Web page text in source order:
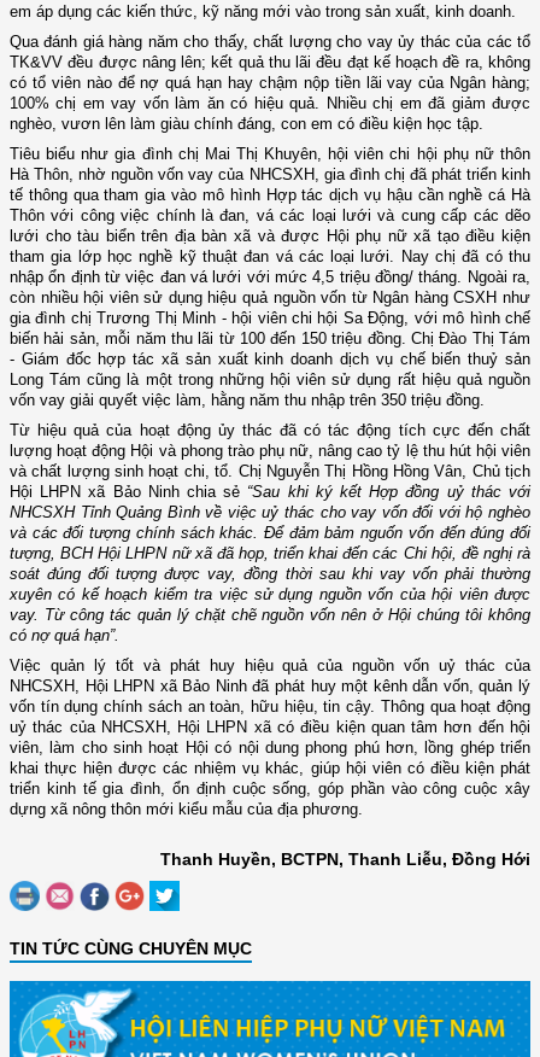
em áp dụng các kiến thức, kỹ năng mới vào trong sản xuất, kinh doanh.
Qua đánh giá hàng năm cho thấy, chất lượng cho vay ủy thác của các tổ
TK&VV đều được nâng lên; kết quả thu lãi đều đạt kế hoạch đề ra, không
có tổ viên nào để nợ quá hạn hay chậm nộp tiền lãi vay của Ngân hàng;
100% chị em vay vốn làm ăn có hiệu quả. Nhiều chị em đã giảm được
nghèo, vươn lên làm giàu chính đáng, con em có điều kiện học tập.
Tiêu biểu như gia đình chị Mai Thị Khuyên, hội viên chi hội phụ nữ thôn
Hà Thôn, nhờ nguồn vốn vay của NHCSXH, gia đình chị đã phát triển kinh
tế thông qua tham gia vào mô hình Hợp tác dịch vụ hậu cần nghề cá Hà
Thôn với công việc chính là đan, vá các loại lưới và cung cấp các dẽo
lưới cho tàu biển trên địa bàn xã và được Hội phụ nữ xã tạo điều kiện
tham gia lớp học nghề kỹ thuật đan vá các loại lưới. Nay chị đã có thu
nhập ổn định từ việc đan vá lưới với mức 4,5 triệu đồng/ tháng. Ngoài ra,
còn nhiều hội viên sử dụng hiệu quả nguồn vốn từ Ngân hàng CSXH như
gia đình chị Trương Thị Minh - hội viên chi hội Sa Động, với mô hình chế
biến hải sản, mỗi năm thu lãi từ 100 đến 150 triệu đồng. Chị Đào Thị Tám
- Giám đốc hợp tác xã sản xuất kinh doanh dịch vụ chế biến thuỷ sản
Long Tám cũng là một trong những hội viên sử dụng rất hiệu quả nguồn
vốn vay giải quyết việc làm, hằng năm thu nhập trên 350 triệu đồng.
Từ hiệu quả của hoạt động ủy thác đã có tác động tích cực đến chất
lượng hoạt động Hội và phong trào phụ nữ, nâng cao tỷ lệ thu hút hội viên
và chất lượng sinh hoạt chi, tổ. Chị Nguyễn Thị Hồng Hồng Vân, Chủ tịch
Hội LHPN xã Bảo Ninh chia sẻ “Sau khi ký kết Hợp đồng uỷ thác với
NHCSXH Tỉnh Quảng Bình về việc uỷ thác cho vay vốn đối với hộ nghèo
và các đối tượng chính sách khác. Để đảm bảm nguốn vốn đến đúng đối
tượng, BCH Hội LHPN nữ xã đã họp, triển khai đến các Chi hội, đề nghị rà
soát đúng đối tượng được vay, đồng thời sau khi vay vốn phải thường
xuyên có kế hoạch kiểm tra việc sử dụng nguồn vốn của hội viên được
vay. Từ công tác quản lý chặt chẽ nguồn vốn nên ở Hội chúng tôi không
có nợ quá hạn”.
Việc quản lý tốt và phát huy hiệu quả của nguồn vốn uỷ thác của
NHCSXH, Hội LHPN xã Bảo Ninh đã phát huy một kênh dẫn vốn, quản lý
vốn tín dụng chính sách an toàn, hữu hiệu, tin cậy. Thông qua hoạt động
uỷ thác của NHCSXH, Hội LHPN xã có điều kiện quan tâm hơn đến hội
viên, làm cho sinh hoạt Hội có nội dung phong phú hơn, lồng ghép triển
khai thực hiện được các nhiệm vụ khác, giúp hội viên có điều kiện phát
triển kinh tế gia đình, ổn định cuộc sống, góp phần vào công cuộc xây
dựng xã nông thôn mới kiểu mẫu của địa phương.
Thanh Huyền, BCTPN, Thanh Liễu, Đồng Hới
TIN TỨC CÙNG CHUYÊN MỤC